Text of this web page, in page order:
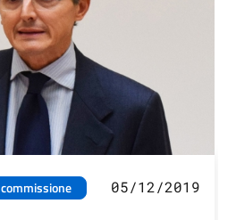
commissione 05/12/2019